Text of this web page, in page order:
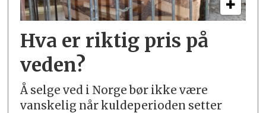
Hva er riktig pris på
veden?
Å selge ved i Norge bør ikke være
vanskelig når kuldeperioden setter